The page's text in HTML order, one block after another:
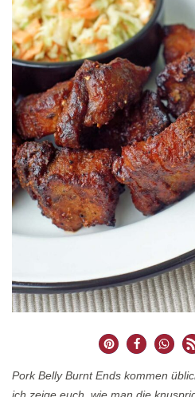
Pork Belly Burnt Ends kommen